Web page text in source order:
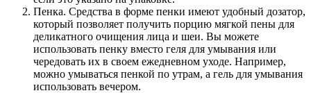
Пенка. Средства в форме пенки имеют удобный дозатор,
который позволяет получить порцию мягкой пены для
деликатного очищения лица и шеи. Вы можете
использовать пенку вместо геля для умывания или
чередовать их в своем ежедневном уходе. Например,
можно умываться пенкой по утрам, а гель для умывания
использовать вечером.